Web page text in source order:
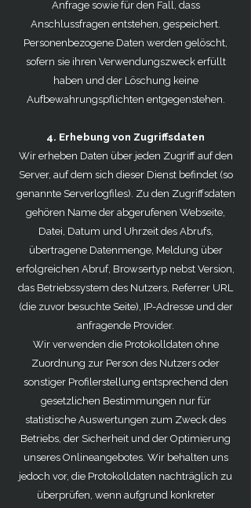
Anfrage sowie für den Fall, dass
Anschlussfragen entstehen, gespeichert.
Personenbezogene Daten werden gelöscht,
sofern sie ihren Verwendungszweck erfüllt
haben und der Löschung keine
Aufbewahrungspflichten entgegenstehen.
4. Erhebung von Zugriffsdaten
Wir erheben Daten über jeden Zugriff auf den
Server, auf dem sich dieser Dienst befindet (so
genannte Serverlogfiles). Zu den Zugriffsdaten
gehören Name der abgerufenen Webseite,
Datei, Datum und Uhrzeit des Abrufs,
übertragene Datenmenge, Meldung über
erfolgreichen Abruf, Browsertyp nebst Version,
das Betriebssystem des Nutzers, Referrer URL
(die zuvor besuchte Seite), IP-Adresse und der
anfragende Provider.
Wir verwenden die Protokolldaten ohne
Zuordnung zur Person des Nutzers oder
sonstiger Profilerstellung entsprechend den
gesetzlichen Bestimmungen nur für
statistische Auswertungen zum Zweck des
Betriebs, der Sicherheit und der Optimierung
unseres Onlineangebotes. Wir behalten uns
jedoch vor, die Protokolldaten nachträglich zu
überprüfen, wenn aufgrund konkreter